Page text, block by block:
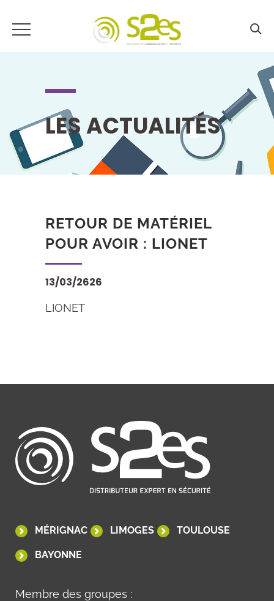
LES ACTUALITÉS
RETOUR DE MATÉRIEL
POUR AVOIR : LIONET
13/03/2626
LIONET
MÉRIGNAC LIMOGES TOULOUSE
BAYONNE
Membre des groupes :